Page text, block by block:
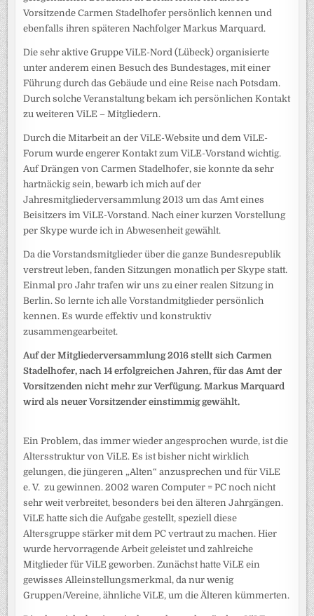
Vorsitzende Carmen Stadelhofer persönlich kennen und
ebenfalls ihren späteren Nachfolger Markus Marquard.
Die sehr aktive Gruppe ViLE-Nord (Lübeck) organisierte
unter anderem einen Besuch des Bundestages, mit einer
Führung durch das Gebäude und eine Reise nach Potsdam.
Durch solche Veranstaltung bekam ich persönlichen Kontakt
zu weiteren ViLE – Mitgliedern.
Durch die Mitarbeit an der ViLE-Website und dem ViLE-
Forum wurde engerer Kontakt zum ViLE-Vorstand wichtig.
Auf Drängen von Carmen Stadelhofer, sie konnte da sehr
hartnäckig sein, bewarb ich mich auf der
Jahresmitgliederversammlung 2013 um das Amt eines
Beisitzers im ViLE-Vorstand. Nach einer kurzen Vorstellung
per Skype wurde ich in Abwesenheit gewählt.
Da die Vorstandsmitglieder über die ganze Bundesrepublik
verstreut leben, fanden Sitzungen monatlich per Skype statt.
Einmal pro Jahr trafen wir uns zu einer realen Sitzung in
Berlin. So lernte ich alle Vorstandmitglieder persönlich
kennen. Es wurde effektiv und konstruktiv
zusammengearbeitet.
Auf der Mitgliederversammlung 2016 stellt sich Carmen
Stadelhofer, nach 14 erfolgreichen Jahren, für das Amt der
Vorsitzenden nicht mehr zur Verfügung. Markus Marquard
wird als neuer Vorsitzender einstimmig gewählt.
Ein Problem, das immer wieder angesprochen wurde, ist die
Altersstruktur von ViLE. Es ist bisher nicht wirklich
gelungen, die jüngeren „Alten“ anzusprechen und für ViLE
e. V. zu gewinnen. 2002 waren Computer = PC noch nicht
sehr weit verbreitet, besonders bei den älteren Jahrgängen.
ViLE hatte sich die Aufgabe gestellt, speziell diese
Altersgruppe stärker mit dem PC vertraut zu machen. Hier
wurde hervorragende Arbeit geleistet und zahlreiche
Mitglieder für ViLE geworben. Zunächst hatte ViLE ein
gewisses Alleinstellungsmerkmal, da nur wenig
Gruppen/Vereine, ähnliche ViLE, um die Älteren kümmerten.